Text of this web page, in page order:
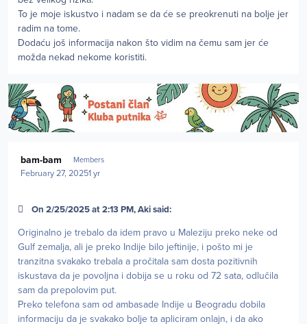
To je moje iskustvo i nadam se da će se preokrenuti na bolje jer
radim na tome.
Dodaću još informacija nakon što vidim na čemu sam jer će
možda nekad nekome koristiti.
bam-bam Members
February 27, 20251 yr
On 2/25/2025 at 2:13 PM, Aki said:
Originalno je trebalo da idem pravo u Maleziju preko neke od
Gulf zemalja, ali je preko Indije bilo jeftinije, i pošto mi je
tranzitna svakako trebala a pročitala sam dosta pozitivnih
iskustava da je povoljna i dobija se u roku od 72 sata, odlučila
sam da prepolovim put.
Preko telefona sam od ambasade Indije u Beogradu dobila
informaciju da je svakako bolje ta apliciram onlajn, i da ako